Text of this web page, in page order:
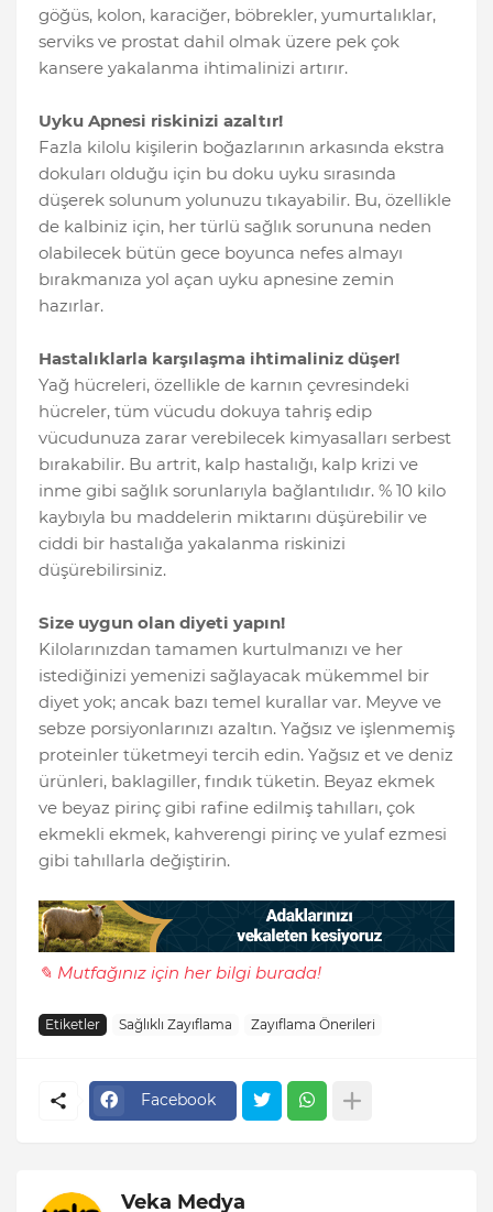
göğüs, kolon, karaciğer, böbrekler, yumurtalıklar,
serviks ve prostat dahil olmak üzere pek çok
kansere yakalanma ihtimalinizi artırır.
Uyku Apnesi riskinizi azaltır!
Fazla kilolu kişilerin boğazlarının arkasında ekstra
dokuları olduğu için bu doku uyku sırasında
düşerek solunum yolunuzu tıkayabilir. Bu, özellikle
de kalbiniz için, her türlü sağlık sorununa neden
olabilecek bütün gece boyunca nefes almayı
bırakmanıza yol açan uyku apnesine zemin
hazırlar.
Hastalıklarla karşılaşma ihtimaliniz düşer!
Yağ hücreleri, özellikle de karnın çevresindeki
hücreler, tüm vücudu dokuya tahriş edip
vücudunuza zarar verebilecek kimyasalları serbest
bırakabilir. Bu artrit, kalp hastalığı, kalp krizi ve
inme gibi sağlık sorunlarıyla bağlantılıdır. % 10 kilo
kaybıyla bu maddelerin miktarını düşürebilir ve
ciddi bir hastalığa yakalanma riskinizi
düşürebilirsiniz.
Size uygun olan diyeti yapın!
Kilolarınızdan tamamen kurtulmanızı ve her
istediğinizi yemenizi sağlayacak mükemmel bir
diyet yok; ancak bazı temel kurallar var. Meyve ve
sebze porsiyonlarınızı azaltın. Yağsız ve işlenmemiş
proteinler tüketmeyi tercih edin. Yağsız et ve deniz
ürünleri, baklagiller, fındık tüketin. Beyaz ekmek
ve beyaz pirinç gibi rafine edilmiş tahılları, çok
ekmekli ekmek, kahverengi pirinç ve yulaf ezmesi
gibi tahıllarla değiştirin.
✎ Mutfağınız için her bilgi burada!
Etiketler Sağlıklı Zayıflama Zayıflama Önerileri
Facebook
Veka Medya